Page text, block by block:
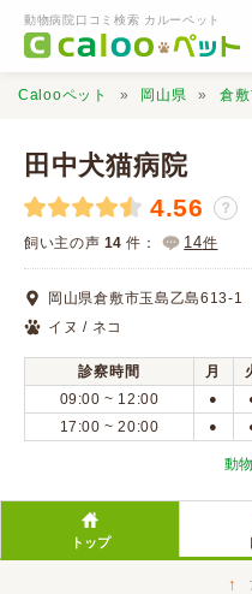
動物病院口コミ検索 カルーペット
動物病院検索
口コミ検索
Calooペットとは？
Calooペット 岡山県 倉
田中犬猫病院
4.56 ？
飼い主の声 14 件： 14件
岡山県倉敷市玉島乙島613-1
イヌ / ネコ
診察時間 月
09:00 ~ 12:00
●
17:00 ~ 20:00 ●
動
トップ
↑